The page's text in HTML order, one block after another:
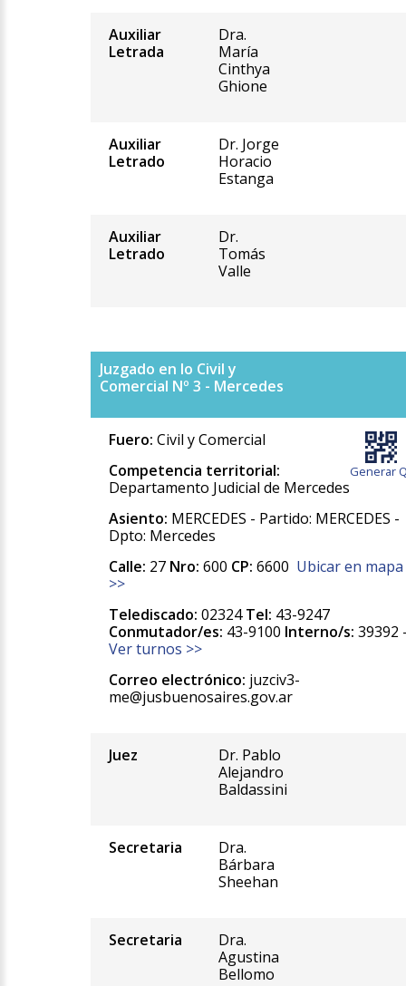
Auxiliar
Letrada
Dra.
María
Cinthya
Ghione
Auxiliar
Letrado
Dr. Jorge
Horacio
Estanga
Auxiliar
Letrado
Dr.
Tomás
Valle
Juzgado en lo Civil y
Comercial Nº 3 - Mercedes
Generar
Fuero: Civil y Comercial
Competencia territorial:
Departamento Judicial de Mercedes
Asiento: MERCEDES - Partido: MERCEDES -
Dpto: Mercedes
Calle: 27 Nro: 600 CP: 6600 Ubicar en mapa
>>
Telediscado: 02324Tel: 43-9247
Conmutador/es: 43-9100 Interno/s: 39392
Ver turnos >>
Correo electrónico: juzciv3-
me@jusbuenosaires.gov.ar
Juez
Dr. Pablo
Alejandro
Baldassini
Secretaria
Dra.
Bárbara
Sheehan
Secretaria
Dra.
Agustina
Bellomo